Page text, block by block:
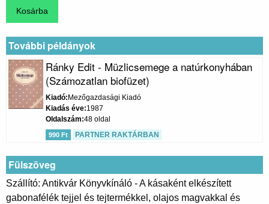
További példányok
Ránky Edit - Müzlicsemege a natúrkonyhában
(Számozatlan biofüzet)
Kiadó Mezőgazdasági Kiadó
Kiadás éve 1987
Oldalszám 48 oldal
990 Ft PARTNER RAKTÁRBAN
Fülszöveg
Szállító: Antikvár Könyvkínáló - A kásaként elkészített
gabonafélék tejjel és tejtermékkel, olajos magvakkal és